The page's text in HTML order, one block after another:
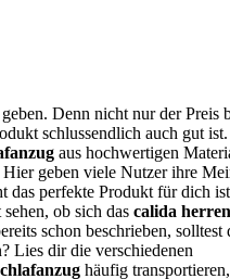
Denn nicht nur der Preis
schlussendlich auch gut ist.
aus hochwertigen
Hier geben viele Nutzer ihre
das perfekte Produkt für dich
ob sich das calida
schon beschrieben,
Lies dir die verschiedenen
häufig